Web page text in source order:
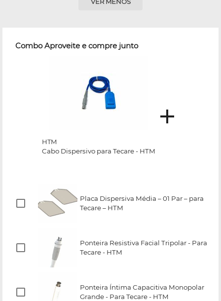
VER MENOS
Combo Aproveite e compre junto
HTM
Cabo Dispersivo para Tecare - HTM
Placa Dispersiva Média – 01 Par – para
Tecare – HTM
Ponteira Resistiva Facial Tripolar - Para
Tecare - HTM
Ponteira Íntima Capacitiva Monopolar
Grande - Para Tecare - HTM